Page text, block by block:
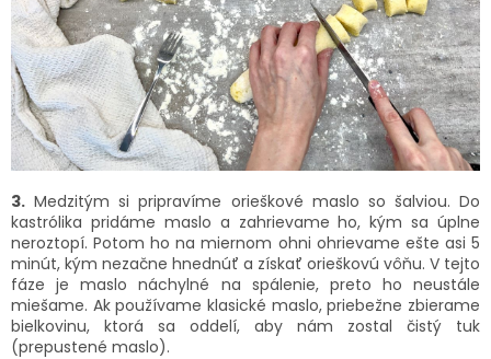
3. Medzitým si pripravíme orieškové maslo so šalviou. Do
kastrólika pridáme maslo a zahrievame ho, kým sa úplne
neroztopí. Potom ho na miernom ohni ohrievame ešte asi 5
minút, kým nezačne hnednúť a získať orieškovú vôňu. V tejto
fáze je maslo náchylné na spálenie, preto ho neustále
miešame. Ak používame klasické maslo, priebežne zbierame
bielkovinu, ktorá sa oddelí, aby nám zostal čistý tuk
(prepustené maslo).
Letný výpredajje v plnom prúde! Vybrané
produktyaž o 15 % lacnejšie. Platí len tento
týždeň.🧡